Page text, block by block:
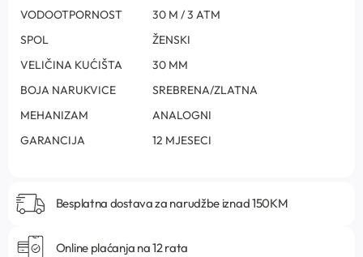
VODOOTPORNOST
30 M / 3 ATM
SPOL
ŽENSKI
VELIČINA KUĆIŠTA
30 MM
BOJA NARUKVICE
SREBRENA/ZLATNA
MEHANIZAM
ANALOGNI
GARANCIJA
12 MJESECI
Besplatna dostava za narudžbe iznad 150KM
Online plaćanja na 12 rata